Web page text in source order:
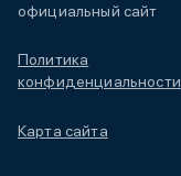
официальный сайт
Политика
конфиденциальности
Карта сайта